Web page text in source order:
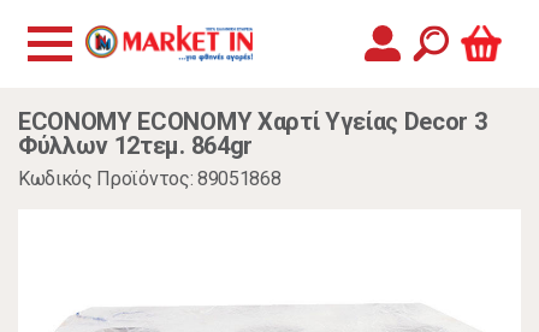
ECONOMY ECONOMY Χαρτί Υγείας Decor 3
Φύλλων 12τεμ. 864gr
Κωδικός Προϊόντος: 89051868